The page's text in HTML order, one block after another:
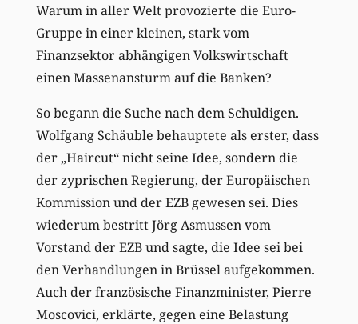
Warum in aller Welt provozierte die Euro-
Gruppe in einer kleinen, stark vom
Finanzsektor abhängigen Volkswirtschaft
einen Massenansturm auf die Banken?
So begann die Suche nach dem Schuldigen.
Wolfgang Schäuble behauptete als erster, dass
der „Haircut“ nicht seine Idee, sondern die
der zyprischen Regierung, der Europäischen
Kommission und der EZB gewesen sei. Dies
wiederum bestritt Jörg Asmussen vom
Vorstand der EZB und sagte, die Idee sei bei
den Verhandlungen in Brüssel aufgekommen.
Auch der französische Finanzminister, Pierre
Moscovici, erklärte, gegen eine Belastung